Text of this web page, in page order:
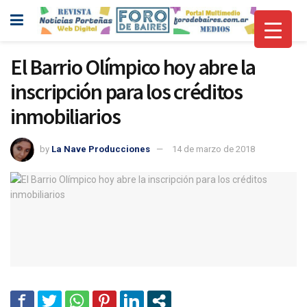
El Barrio Olímpico hoy abre la
inscripción para los créditos
inmobiliarios
by La Nave Producciones 14 de marzo de 2018